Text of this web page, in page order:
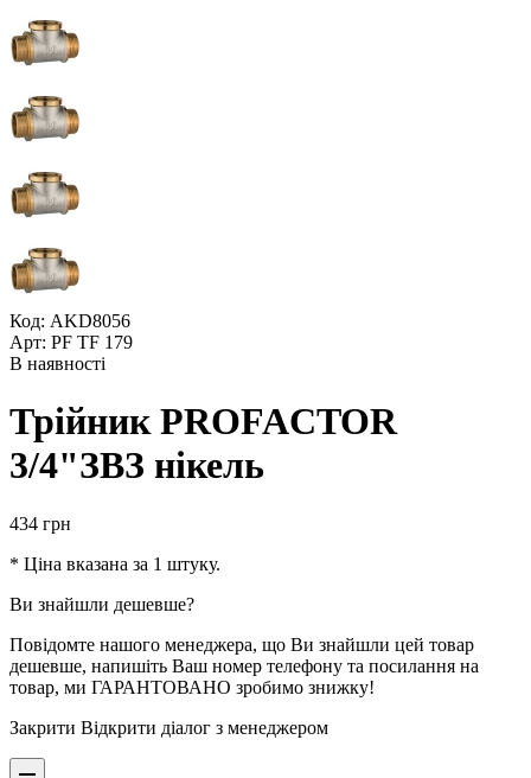
Код: AKD8056
Арт: PF TF 179
В наявності
Трійник PROFACTOR
3/4"ЗВЗ нікель
434 грн
* Ціна вказана за 1 штуку.
Ви знайшли дешевше?
Повідомте нашого менеджера, що Ви знайшли цей товар
дешевше, напишіть Ваш номер телефону та посилання на
товар, ми ГАРАНТОВАНО зробимо знижку!
Закрити Відкрити діалог з менеджером